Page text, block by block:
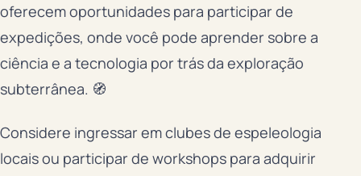
oferecem oportunidades para participar de
expedições, onde você pode aprender sobre a
ciência e a tecnologia por trás da exploração
subterrânea. 🧭
Considere ingressar em clubes de espeleologia
locais ou participar de workshops para adquirir